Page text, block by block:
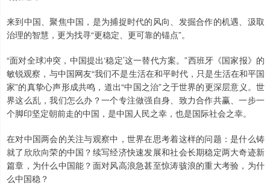
来到中国、聚焦中国，是为捕捉时代的风向、发掘合作的机遇、汲取
治理的智慧，更为找寻“更稳定、更可靠的锚点”。
“面对全球冲突，中国提出‘稳定’这一替代方案。”西班牙《国家报》的
敏锐观察，与中国网友“我们不是生活在和平时代，只是生活在和平国
家”的真挚心声形成共鸣，道出“中国之治”之于世界的更深层意义。世
界这么乱，我们怎么办？一个专注做强自身、致力合作共赢、一步一
个脚印坚定朝前走的中国，是中国人民之幸，也是国际社会之幸。
在对中国两会的关注与观察中，世界在思考着这样的问题：是什么铸
就了欣欣向荣的中国？续写经济快速发展和社会长期稳定两大奇迹新
篇章，为什么中国能？面对风高浪急甚至惊涛骇浪的重大考验，为什
么中国稳？